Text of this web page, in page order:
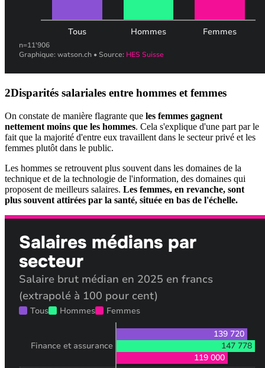
Disparités salariales entre hommes et femmes
On constate de manière flagrante que les femmes gagnent
nettement moins que les hommes. Cela s'explique d'une part par le
fait que la majorité d'entre eux travaillent dans le secteur privé et les
femmes plutôt dans le public.
Les hommes se retrouvent plus souvent dans les domaines de la
technique et de la technologie de l'information, des domaines qui
proposent de meilleurs salaires. Les femmes, en revanche, sont
plus souvent attirées par la santé, située en bas de l'échelle.